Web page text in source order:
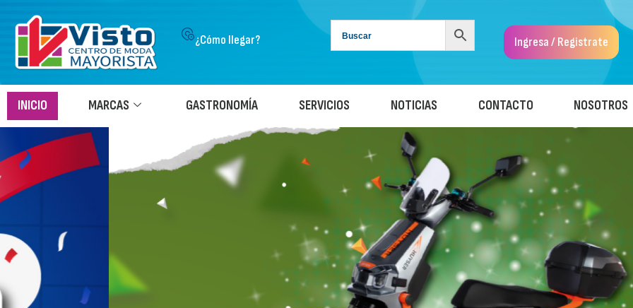
¿Cómo llegar? Ingresa / Registrate
INICIO MARCAS GASTRONOMÍA SERVICIOS NOTICIAS CONTACTO NOSOTROS